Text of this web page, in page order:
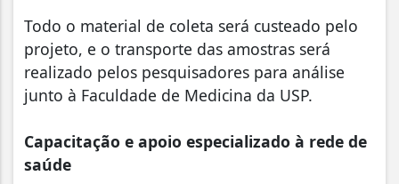
Todo o material de coleta será custeado pelo
projeto, e o transporte das amostras será
realizado pelos pesquisadores para análise
junto à Faculdade de Medicina da USP.
Capacitação e apoio especializado à rede de
saúde